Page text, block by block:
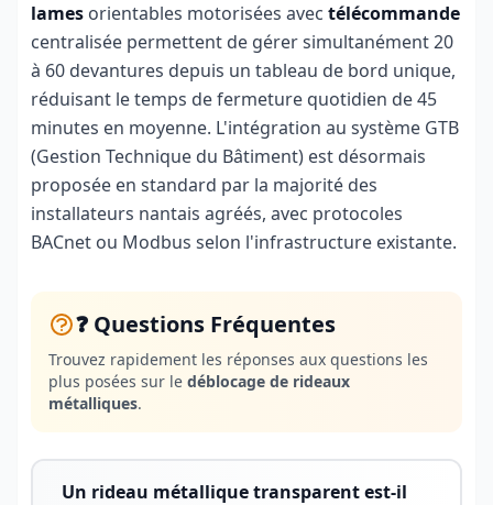
lames orientables motorisées avec télécommande
centralisée permettent de gérer simultanément 20
à 60 devantures depuis un tableau de bord unique,
réduisant le temps de fermeture quotidien de 45
minutes en moyenne. L'intégration au système GTB
(Gestion Technique du Bâtiment) est désormais
proposée en standard par la majorité des
installateurs nantais agréés, avec protocoles
BACnet ou Modbus selon l'infrastructure existante.
❓ Questions Fréquentes
Trouvez rapidement les réponses aux questions les
plus posées sur le déblocage de rideaux
métalliques.
Un rideau métallique transparent est-il